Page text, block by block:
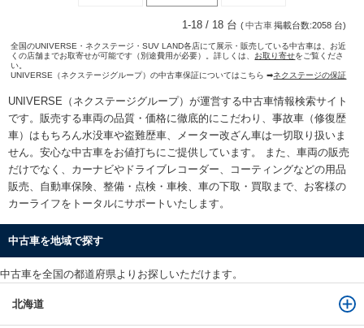
1-18 / 18 台 (中古車掲載台数:2058 台)
全国のUNIVERSE・ネクステージ・SUV LAND各店にて展示・販売している中古車は、お近
くの店舗までお取寄せが可能です（別途費用が必要）。詳しくは、 お取り寄せをご覧くださ
い。
UNIVERSE（ネクステージグループ）の中古車保証についてはこちら ➡ネクステージの保証
UNIVERSE（ネクステージグループ）が運営する中古車情報検索サイト
です。販売する車両の品質・価格に徹底的にこだわり、事故車（修復歴
車）はもちろん水没車や盗難歴車、メーター改ざん車は一切取り扱いま
せん。安心な中古車をお値打ちに ご提供しています。 また、車両の販売
だけでなく、カーナビやドライブレコーダー、コーティングなどの用品
販売、自動車保険、整備・点検・車検、車の下取・買取まで、お客様の
カーライフをトータルにサポートいたします。
中古車を地域で探す
中古車を全国の都道府県よりお探しいただけます。
北海道